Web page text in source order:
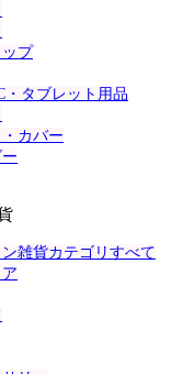
プ
・タブレット用品
カバー
雑貨カテゴリすべて